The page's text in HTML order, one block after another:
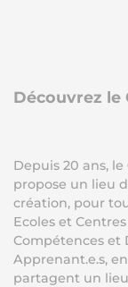
Découvrez le
Depuis 20 ans, le
propose un lieu
création, pour
Ecoles et
Compétences et
Apprenant.e.s,
partagent un